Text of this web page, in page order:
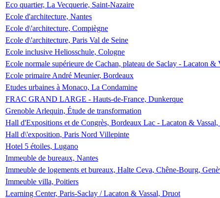
Eco quartier, La Vecquerie, Saint-Nazaire
Ecole d'architecture, Nantes
Ecole d\'architecture, Compiègne
Ecole d\'architecture, Paris Val de Seine
Ecole inclusive Heliosschule, Cologne
Ecole normale supérieure de Cachan, plateau de Saclay - Lacaton &
Ecole primaire André Meunier, Bordeaux
Etudes urbaines à Monaco, La Condamine
FRAC GRAND LARGE - Hauts-de-France, Dunkerque
Grenoble Arlequin, Étude de transformation
Hall d'Expositions et de Congrès, Bordeaux Lac - Lacaton &
Hall d\'exposition, Paris Nord Villepinte
Hotel 5 étoiles, Lugano
Immeuble de bureaux, Nantes
Immeuble de logements et bureaux, Halte Ceva, Chêne-Bourg,
Immeuble villa, Poitiers
Learning Center, Paris-Saclay / Lacaton & Vassal, Druot